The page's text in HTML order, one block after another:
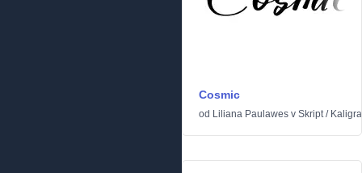
Cosmic
od Liliana Paulawes v Skript/